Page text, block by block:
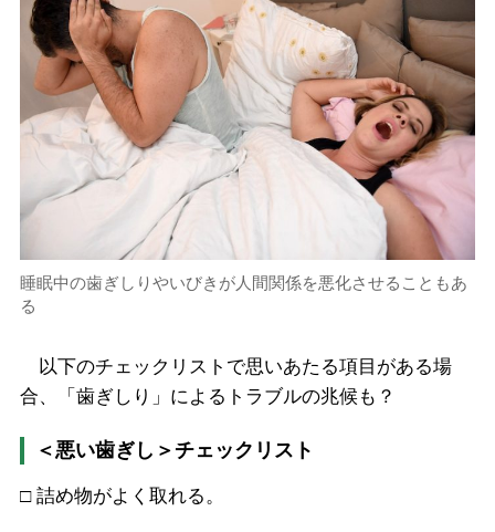
睡眠中の歯ぎしりやいびきが人間関係を悪化させることもあ
る
以下のチェックリストで思いあたる項目がある場
合、「歯ぎしり」によるトラブルの兆候も？
＜悪い歯ぎし＞チェックリスト
□ 詰め物がよく取れる。